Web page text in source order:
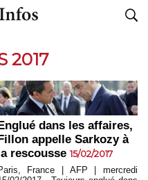
2017
dans les affaires,
appelle Sarkozy à
rescousse 15/02/2017
France | AFP | mercredi